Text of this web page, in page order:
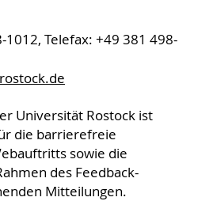
Telefax: +49 381 498-
.de
Universität Rostock ist
die barrierefreie
sowie die
des Feedback-
Mitteilungen.